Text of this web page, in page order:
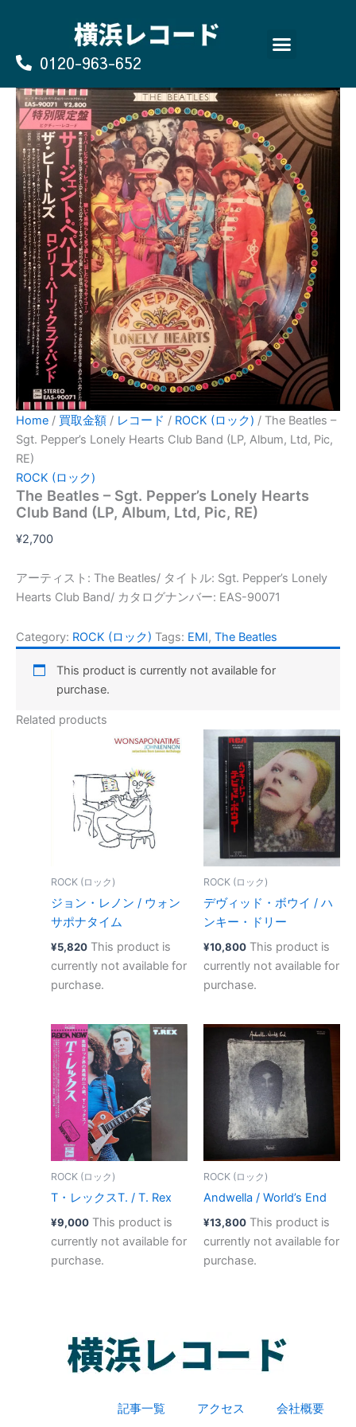
0120-963-652
Home / 買取金額 / レコード / ROCK (ロック) / The Beatles –
Sgt. Pepper’s Lonely Hearts Club Band (LP, Album, Ltd, Pic,
RE)
ROCK (ロック)
The Beatles – Sgt. Pepper’s Lonely Hearts
Club Band (LP, Album, Ltd, Pic, RE)
¥2,700
アーティスト: The Beatles/ タイトル: Sgt. Pepper’s Lonely
Hearts Club Band/ カタログナンバー: EAS-90071
Category: ROCK (ロック) Tags: EMI, The Beatles
This product is currently not available for
purchase.
Related products
ROCK (ロック)
ジョン・レノン ‎/ ウォン
サポナタイム
¥5,820 This product is
currently not available for
purchase.
ROCK (ロック)
デヴィッド・ボウイ ‎/ ハ
ンキー・ドリー
¥10,800 This product is
currently not available for
purchase.
ROCK (ロック)
T・レックスT. / T. Rex
¥9,000 This product is
currently not available for
purchase.
ROCK (ロック)
Andwella / World’s End
¥13,800 This product is
currently not available for
purchase.
記事一覧 アクセス 会社概要